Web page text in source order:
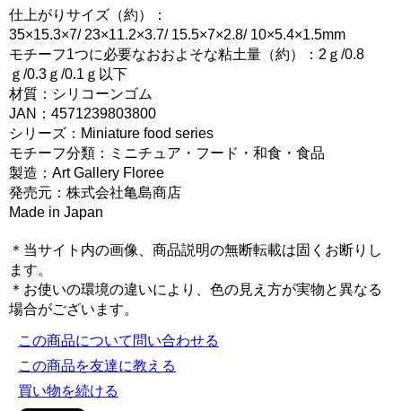
仕上がりサイズ（約）：
35×15.3×7/ 23×11.2×3.7/ 15.5×7×2.8/ 10×5.4×1.5mm
モチーフ1つに必要なおおよそな粘土量（約）：2ｇ/0.8
ｇ/0.3ｇ/0.1ｇ以下
材質：シリコーンゴム
JAN：4571239803800
シリーズ：Miniature food series
モチーフ分類：ミニチュア・フード・和食・食品
製造：Art Gallery Floree
発売元：株式会社亀島商店
Made in Japan
＊当サイト内の画像、商品説明の無断転載は固くお断りし
ます。
＊お使いの環境の違いにより、色の見え方が実物と異なる
場合がございます。
この商品について問い合わせる
この商品を友達に教える
買い物を続ける